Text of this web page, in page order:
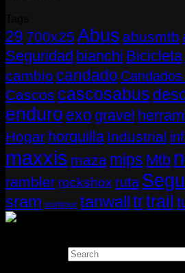
29 700x25 Abus abusmtb
Seguridad bianchi Bicicleta
cambio candado
Cascos cascosabus
enduro exo gravel
Hogar horquilla Industrial
maxxis maza mips Mtb
rambler rockshox ruta
sram suntour tanwalltrtrail